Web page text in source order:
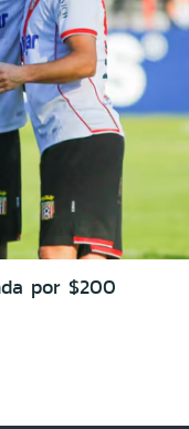
por $200